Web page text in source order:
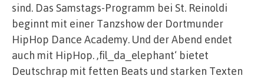
sind. Das Samstags-Programm bei St. Reinoldi
beginnt mit einer Tanzshow der Dortmunder
HipHop Dance Academy. Und der Abend endet
auch mit HipHop. ‚fil_da_elephant‘ bietet
Deutschrap mit fetten Beats und starken Texten